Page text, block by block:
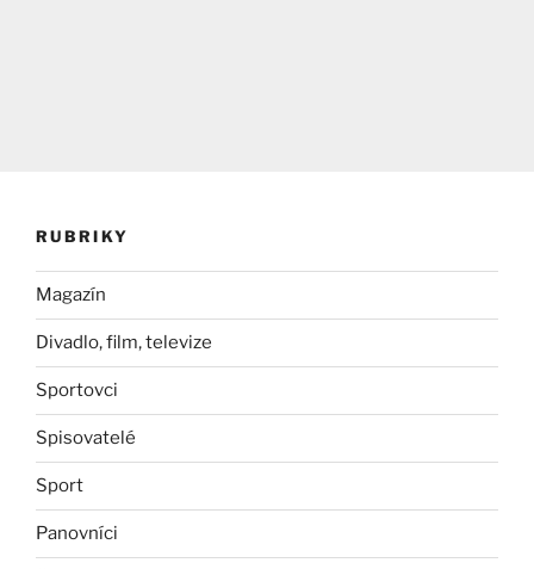
RUBRIKY
Magazín
Divadlo, film, televize
Sportovci
Spisovatelé
Sport
Panovníci